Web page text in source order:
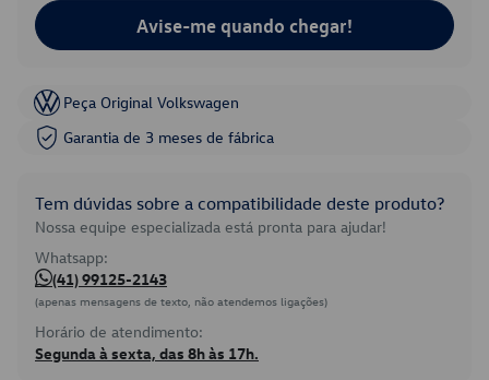
Avise-me quando chegar!
Peça Original Volkswagen
Garantia de 3 meses de fábrica
Tem dúvidas sobre a compatibilidade deste produto?
Nossa equipe especializada está pronta para ajudar!
Whatsapp:
(41) 99125-2143
(apenas mensagens de texto, não atendemos ligações)
Horário de atendimento:
Segunda à sexta, das 8h às 17h.